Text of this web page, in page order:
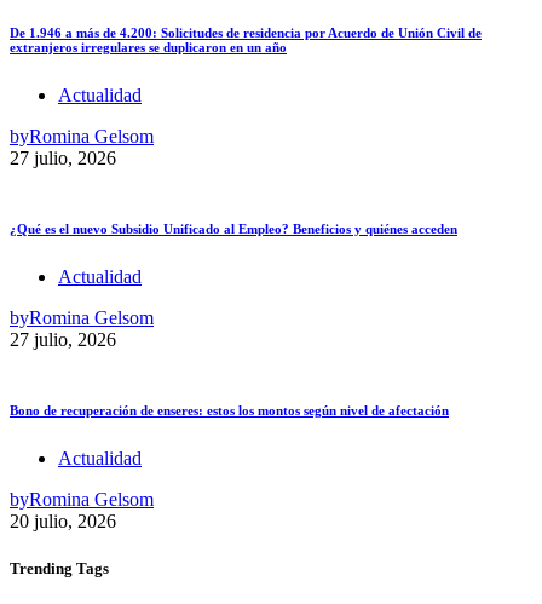
De 1.946 a más de 4.200: Solicitudes de residencia por Acuerdo de Unión Civil de
extranjeros irregulares se duplicaron en un año
Actualidad
byRomina Gelsom
27 julio, 2026
¿Qué es el nuevo Subsidio Unificado al Empleo? Beneficios y quiénes acceden
Actualidad
byRomina Gelsom
27 julio, 2026
Bono de recuperación de enseres: estos los montos según nivel de afectación
Actualidad
byRomina Gelsom
20 julio, 2026
Trending Tags